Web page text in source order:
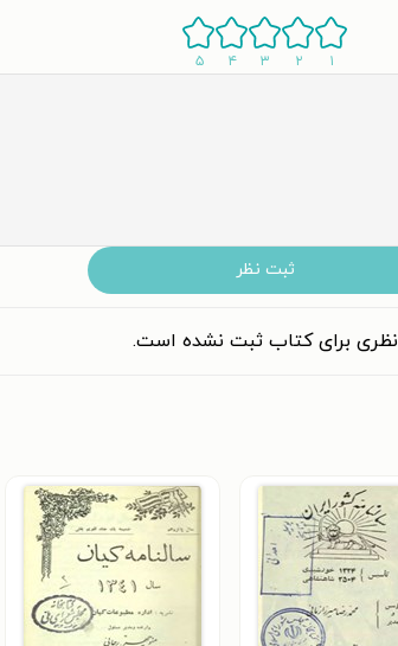
۱ ۲ ۳ ۴ ۵
ثبت نظر
نظری برای کتاب ثبت نشده است.